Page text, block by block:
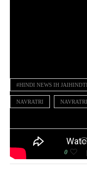
#HINDI NEWS IH
NAVRATRI
0